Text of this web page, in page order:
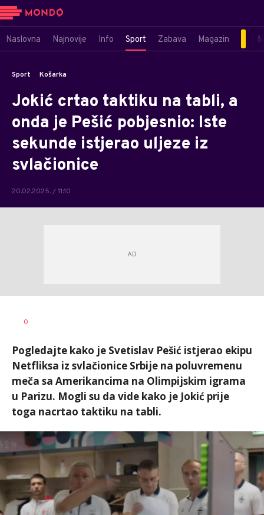
Naslovna Najnovije Info Sport Zabava Magazin
Sport Košarka
Jokić crtao taktiku na tabli, a
onda je Pešić pobjesnio: Iste
sekunde istjerao uljeze iz
svlačionice
20.02.2025. / 11:10
AUTOR
0
Pogledajte kako je Svetislav Pešić istjerao ekipu
Netfliksa iz svlačionice Srbije na poluvremenu
meča sa Amerikancima na Olimpijskim igrama
u Parizu. Mogli su da vide kako je Jokić prije
toga nacrtao taktiku na tabli.